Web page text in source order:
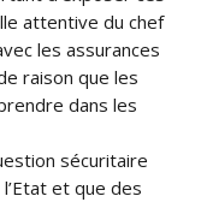
attentive du chef
les assurances
raison que les
dans les
sécuritaire
et que des